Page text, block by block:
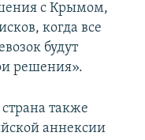
с Крымом,
когда все
будут
решения».
также
аннексии